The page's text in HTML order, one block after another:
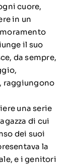
cuore,
in un
il suo
da sempre,
raggiungono
una serie
di cui
dei suoi
la
e i genitori